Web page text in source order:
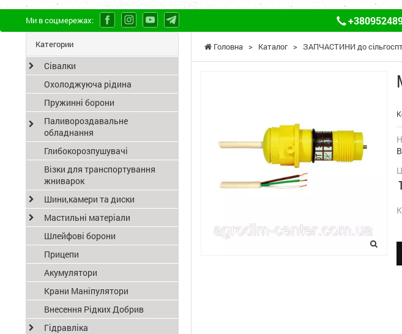
Ми в соцмережах:
Головна > Каталог > ЗАПЧАСТИНИ до
Категории
Сівалки
Охолоджуюча рідина
Пружинні борони
Паливороздавальне
обладнання
Глибокорозпушувачі
Візки для транспортування
жниварок
Шини,камери та диски
Мастильні матеріали
Шлейфові борони
Прицепи
Акумулятори
Крани Маніпулятори
Внесення Рідких Добрив
Гідравліка